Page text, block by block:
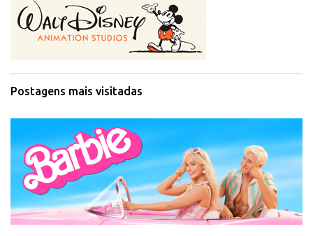
Postagens mais visitadas